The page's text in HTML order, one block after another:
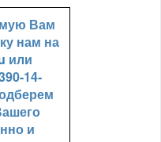
Вам
нам на
или
14-
и